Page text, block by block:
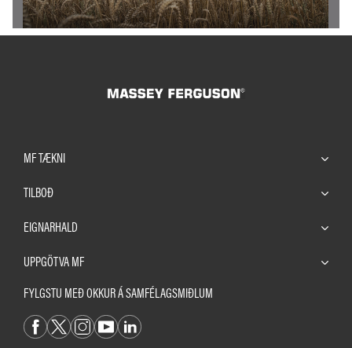
MF TÆKNI
TILBOÐ
EIGNARHALD
UPPGÖTVA MF
FYLGSTU MEÐ OKKUR Á SAMFÉLAGSMIÐLUM